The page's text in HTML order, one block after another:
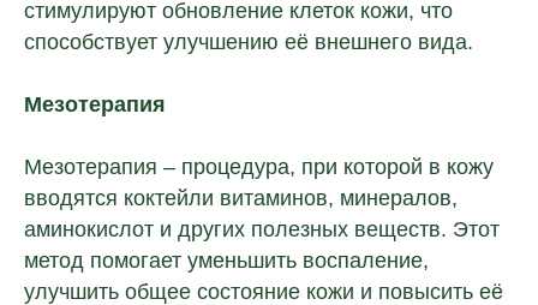
стимулируют обновление клеток кожи, что
способствует улучшению её внешнего вида.
Мезотерапия
Мезотерапия – процедура, при которой в кожу
вводятся коктейли витаминов, минералов,
аминокислот и других полезных веществ. Этот
метод помогает уменьшить воспаление,
улучшить общее состояние кожи и повысить её